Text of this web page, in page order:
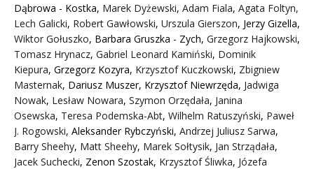
Dąbrowa - Kostka, Marek Dyżewski, Adam Fiala, Agata Foltyn,
Lech Galicki, Robert Gawłowski, Urszula Gierszon, Jerzy Gizella,
Wiktor Gołuszko, Barbara Gruszka - Zych, Grzegorz Hajkowski,
Tomasz Hrynacz, Gabriel Leonard Kamiński, Dominik
Kiepura, Grzegorz Kozyra, Krzysztof Kuczkowski, Zbigniew
Masternak, Dariusz Muszer, Krzysztof Niewrzęda, Jadwiga
Nowak, Lesław Nowara, Szymon Orzędała, Janina
Osewska, Teresa Podemska-Abt, Wilhelm Ratuszyński, Paweł
J. Rogowski, Aleksander Rybczyński, Andrzej Juliusz Sarwa,
Barry Sheehy, Matt Sheehy, Marek Sołtysik, Jan Strządała,
Jacek Suchecki, Zenon Szostak, Krzysztof Śliwka, Józefa